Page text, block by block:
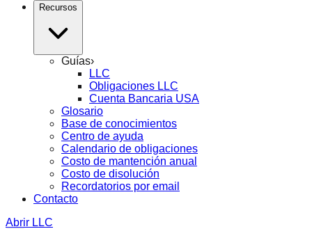
Recursos
Guías›
LLC
Obligaciones LLC
Cuenta Bancaria USA
Glosario
Base de conocimientos
Centro de ayuda
Calendario de obligaciones
Costo de mantención anual
Costo de disolución
Recordatorios por email
Contacto
Abrir LLC